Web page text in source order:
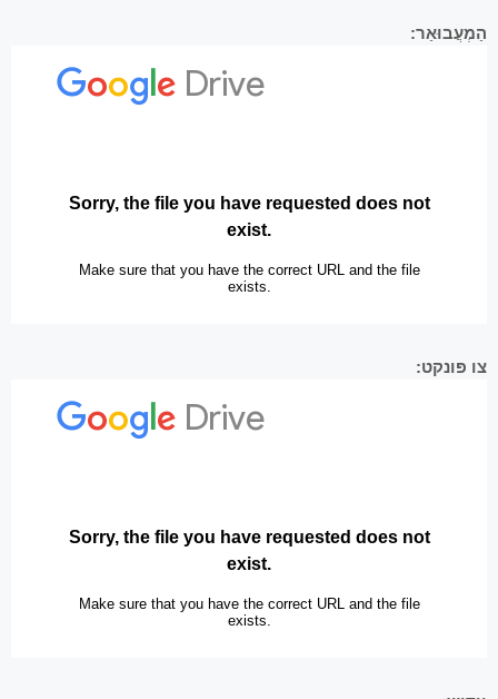
הַמְעֲבוּאַר:
צו פּונקט: